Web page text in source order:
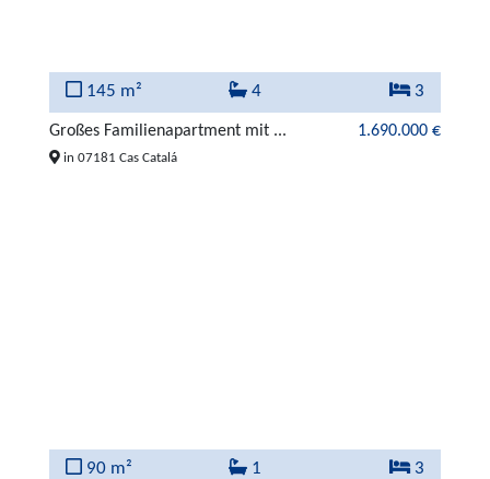
145 m² 4 3
Großes Familienapartment mit ... 1.690.000 €
in 07181 Cas Catalá
90 m² 1 3